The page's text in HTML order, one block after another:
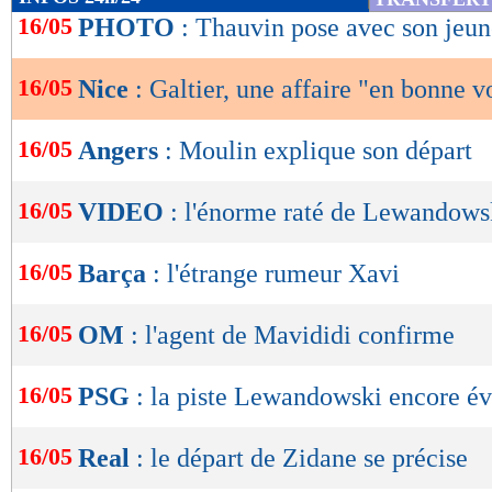
de
OK
16/05 PHOTO : Thauvin pose avec son
16/05 Nice : Galtier, une affaire "en bonne
16/05 Angers : Moulin explique son départ
16/05 VIDEO : l'énorme raté de
16/05 Barça : l'étrange rumeur Xavi
16/05 OM : l'agent de Mavididi confirme
16/05 PSG : la piste Lewandowski encore
16/05 Real : le départ de Zidane se précise